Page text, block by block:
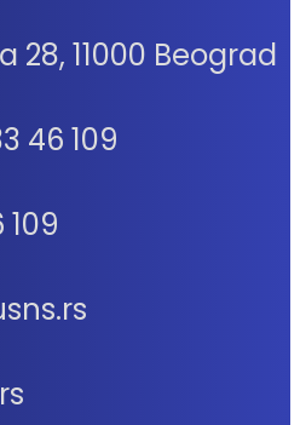
28, 11000 Beograd
46 109
109